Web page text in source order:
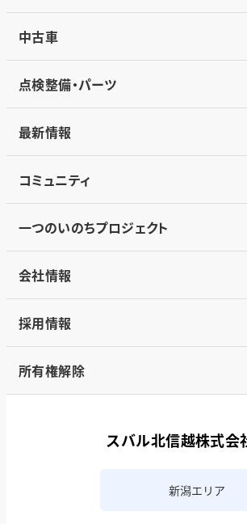
中古車
点検整備・パーツ
最新情報
コミュニティ
一つのいのちプロジェクト
会社情報
採用情報
所有権解除
スバル北信越株式会
新潟エリア